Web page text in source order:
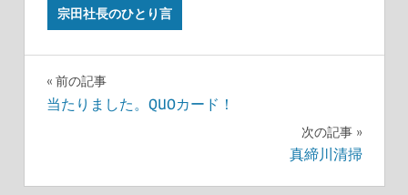
宗田社長のひとり言
投
ナ
前の記事
当たりました。QUOカード！
次の記事
真締川清掃